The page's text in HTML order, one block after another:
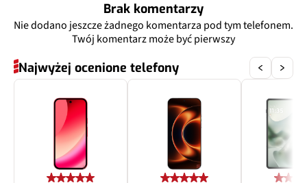
Brak komentarzy
Nie dodano jeszcze żadnego komentarza pod tym telefonem.
Twój komentarz może być pierwszy
Najwyżej ocenione telefony